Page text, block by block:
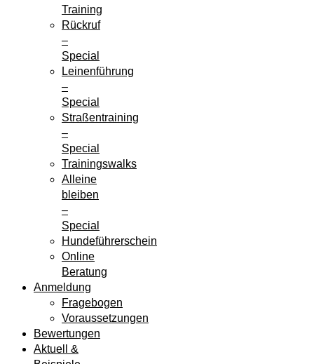
Training
Rückruf
–
Special
Leinenführung
–
Special
Straßentraining
–
Special
Trainingswalks
Alleine
bleiben
–
Special
Hundeführerschein
Online
Beratung
Anmeldung
Fragebogen
Voraussetzungen
Bewertungen
Aktuell &